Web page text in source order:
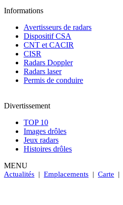
Informations
Avertisseurs de radars
Dispositif CSA
CNT et CACIR
CISR
Radars Doppler
Radars laser
Permis de conduire
Divertissement
TOP 10
Images drôles
Jeux radars
Histoires drôles
MENU
Actualités | Emplacements | Carte |